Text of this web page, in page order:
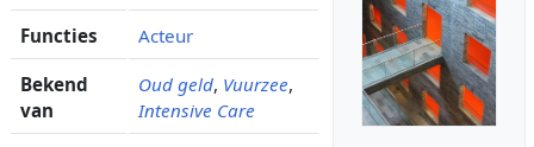
Functies Acteur
Bekend
van
Oud geld, Vuurzee,
Intensive Care